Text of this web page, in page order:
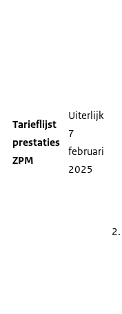
Tarieflijst
prestaties
ZPM
Uiterlijk
7
februari
2025